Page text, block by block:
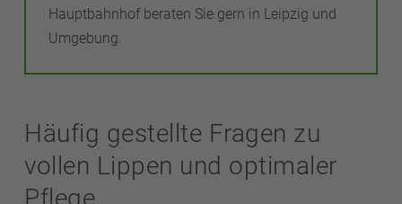
Hauptbahnhof beraten Sie gern in Leipzig und
Umgebung.
Häufig gestellte Fragen zu
vollen Lippen und optimaler